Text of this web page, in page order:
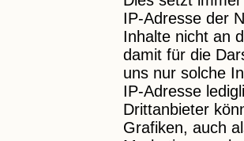
IP-Adresse der
Inhalte nicht an
damit für die
uns nur solche
IP-Adresse
Drittanbieter
Grafiken, auch